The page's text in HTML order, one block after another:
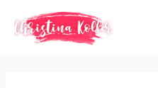
contenido